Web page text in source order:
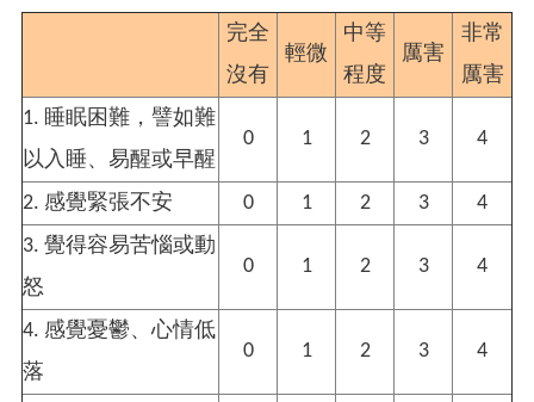
完全
沒有
輕微
中等
程度
厲害
非常
厲害
1. 睡眠困難，譬如難
以入睡、易醒或早醒
0 1 2 3 4
2. 感覺緊張不安 0 1 2 3
4
3. 覺得容易苦惱或動
怒
0 1 2 3 4
4. 感覺憂鬱、心情低
落
0 1 2 3 4